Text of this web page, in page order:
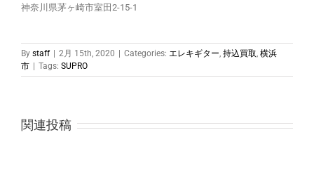
神奈川県茅ヶ崎市室田2-15-1
By staff 2月 15th, 2020 Categories: エレキギター, 持込買取, 横浜
市
Tags: SUPRO
関連投稿